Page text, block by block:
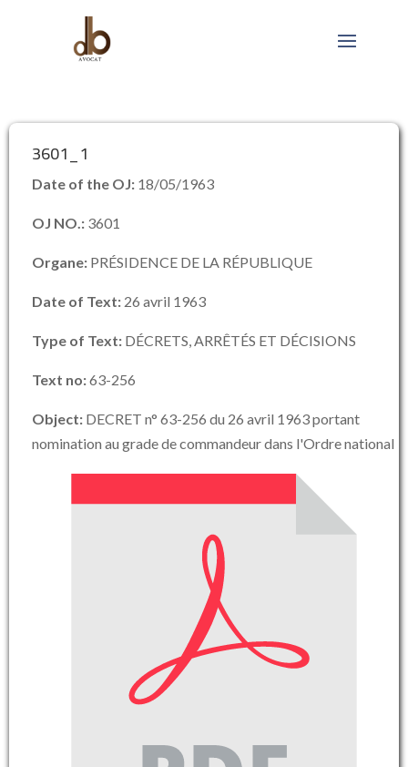
3601_1
Date of the OJ: 18/05/1963
OJ NO.: 3601
Organe: PRÉSIDENCE DE LA RÉPUBLIQUE
Date of Text: 26 avril 1963
Type of Text: DÉCRETS, ARRÊTÉS ET DÉCISIONS
Text no:63-256
Object: DECRET n° 63-256 du 26 avril 1963 portant
nomination au grade de commandeur dans l'Ordre national